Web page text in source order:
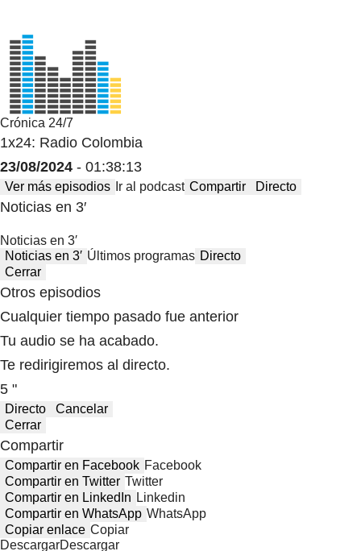
Crónica 24/7
1x24: Radio Colombia
23/08/2024 - 01:38:13
Ver más episodios Ir al podcast Compartir Directo
Noticias en 3′
Noticias en 3′
Noticias en 3′ Últimos programas Directo
Cerrar
Otros episodios
Cualquier tiempo pasado fue anterior
Tu audio se ha acabado.
Te redirigiremos al directo.
5 "
Directo
Cancelar
Cerrar
Compartir
Compartir en Facebook Facebook
Compartir en Twitter Twitter
Compartir en LinkedIn Linkedin
Compartir en WhatsApp WhatsApp
Copiar enlace Copiar
DescargarDescargar